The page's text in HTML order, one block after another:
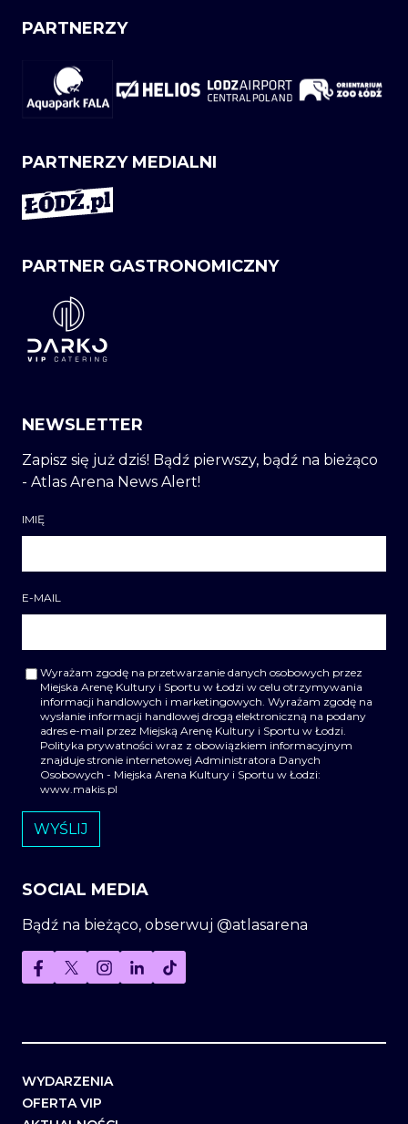
PARTNERZY
PARTNERZY MEDIALNI
PARTNER GASTRONOMICZNY
NEWSLETTER
Zapisz się już dziś! Bądź pierwszy, bądź na bieżąco
- Atlas Arena News Alert!
IMIĘ
E-MAIL
Wyrażam zgodę na przetwarzanie danych osobowych przez
Miejska Arenę Kultury i Sportu w Łodzi w celu otrzymywania
informacji handlowych i marketingowych. Wyrażam zgodę na
wysłanie informacji handlowej drogą elektroniczną na podany
adres e-mail przez Miejską Arenę Kultury i Sportu w Łodzi.
Polityka prywatności wraz z obowiązkiem informacyjnym
znajduje stronie internetowej Administratora Danych
Osobowych - Miejska Arena Kultury i Sportu w Łodzi:
www.makis.pl
SOCIAL MEDIA
Bądź na bieżąco, obserwuj @atlasarena
WYDARZENIA
OFERTA VIP